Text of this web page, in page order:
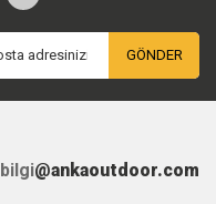
GÖNDER
bilgi@ankaoutdoor.com